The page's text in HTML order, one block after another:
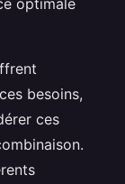
besoins,
ces